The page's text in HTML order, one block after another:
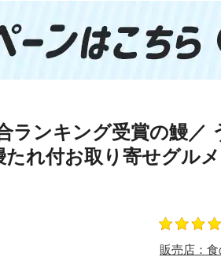
ンキング受賞の鰻／
たれ付お取り寄せグル
販売店：